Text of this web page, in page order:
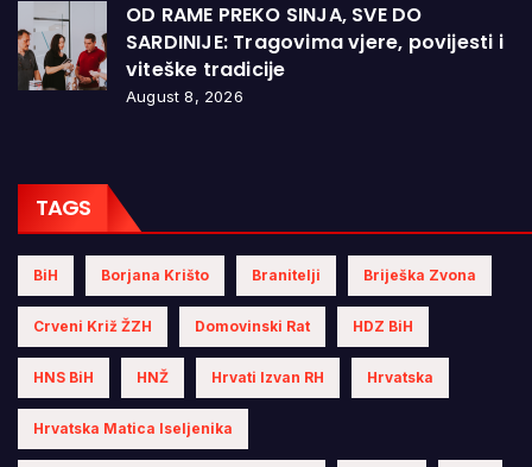
OD RAME PREKO SINJA, SVE DO
SARDINIJE: Tragovima vjere, povijesti i
viteške tradicije
August 8, 2026
TAGS
BiH Borjana Krišto Branitelji Briješka Zvona
Crveni Križ ŽZH Domovinski Rat HDZ BiH
HNS BiH HNŽ Hrvati Izvan RH Hrvatska
Hrvatska Matica Iseljenika